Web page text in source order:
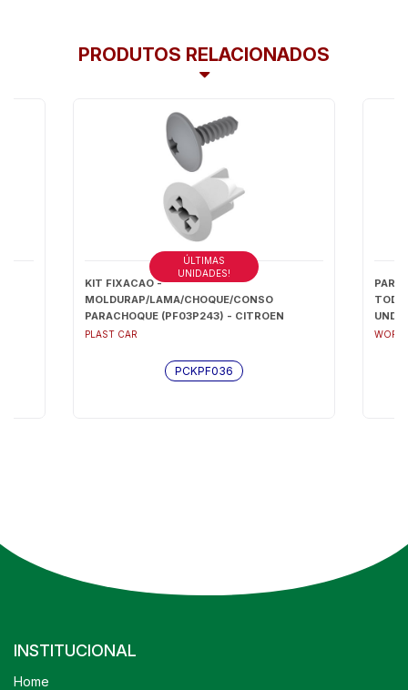
PRODUTOS RELACIONADOS
KIT FIXACAO -
MOLDURAP/LAMA/CHOQUE/CONSO
PARACHOQUE (PF03P243) - CITROEN
AIRCROSS 13/C3 04/C4 08 - PCKPF036
PLAST CAR
ÚLTIMAS
UNIDADES!
PCKPF036
INSTITUCIONAL
Home